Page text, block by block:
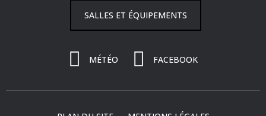
SALLES ET ÉQUIPEMENTS
MÉTÉO FACEBOOK